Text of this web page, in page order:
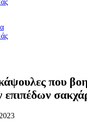
που
επιπέδων